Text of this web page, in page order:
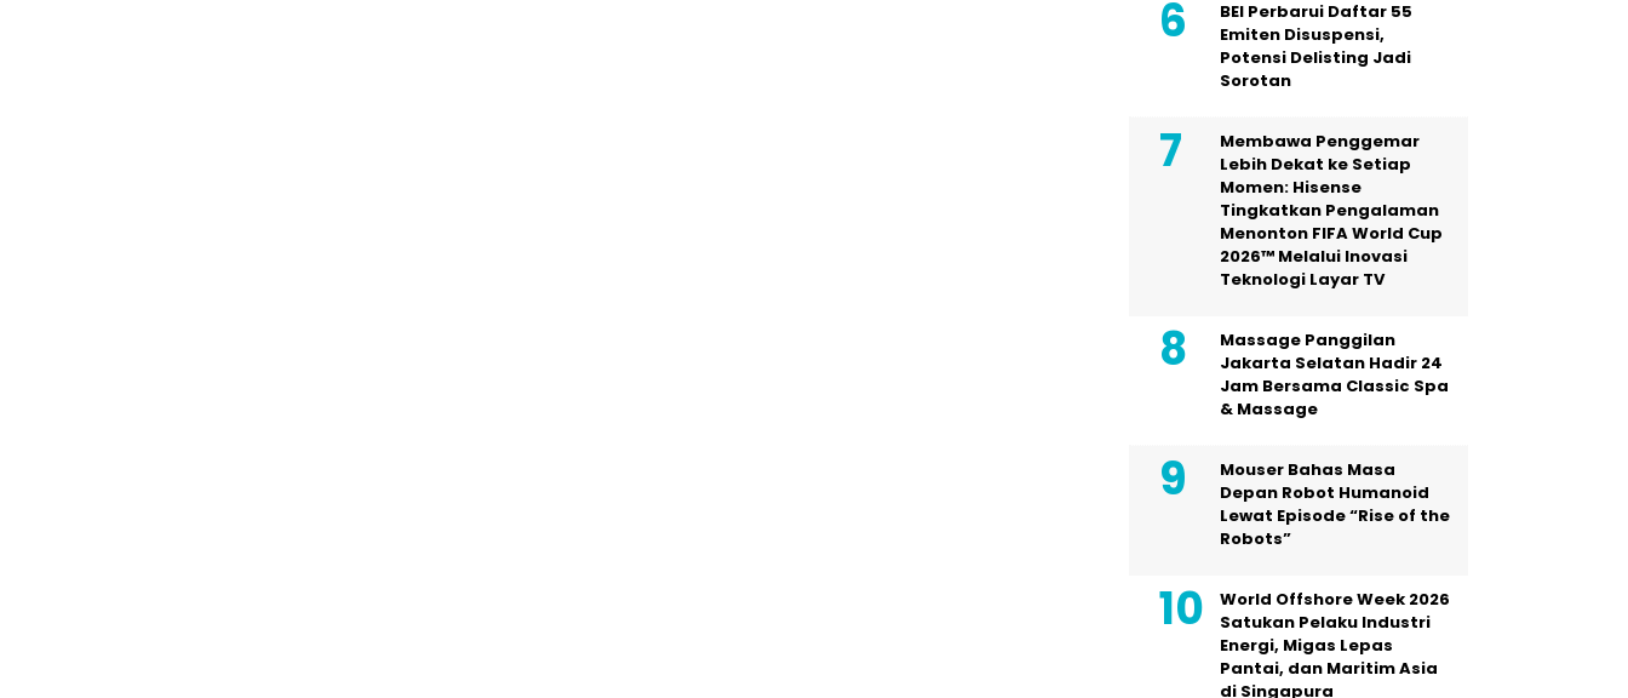
BEI Perbarui Daftar 55
Emiten Disuspensi,
Potensi Delisting Jadi
Sorotan
Membawa Penggemar
Lebih Dekat ke Setiap
Momen: Hisense
Tingkatkan Pengalaman
Menonton FIFA World Cup
2026™ Melalui Inovasi
Teknologi Layar TV
Massage Panggilan
Jakarta Selatan Hadir 24
Jam Bersama Classic Spa
& Massage
Mouser Bahas Masa
Depan Robot Humanoid
Lewat Episode “Rise of the
Robots”
World Offshore Week 2026
Satukan Pelaku Industri
Energi, Migas Lepas
Pantai, dan Maritim Asia
di Singapura